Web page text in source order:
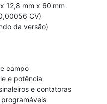
12,8 mm x 60 mm
CV)
da versão)
campo
e potência
e contatoras